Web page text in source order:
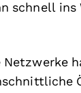
schnell